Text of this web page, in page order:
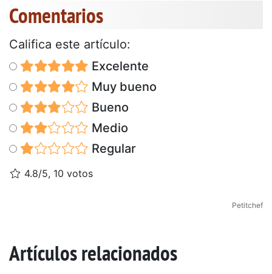
Comentarios
Califica este artículo:
Excelente
Muy bueno
Bueno
Medio
Regular
4.8/5, 10 votos
Petitchef
Artículos relacionados